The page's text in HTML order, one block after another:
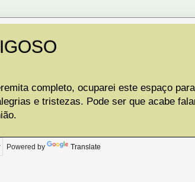
completo, ocuparei este espaço
e tristezas. Pode ser que acabe
Powered by Translate